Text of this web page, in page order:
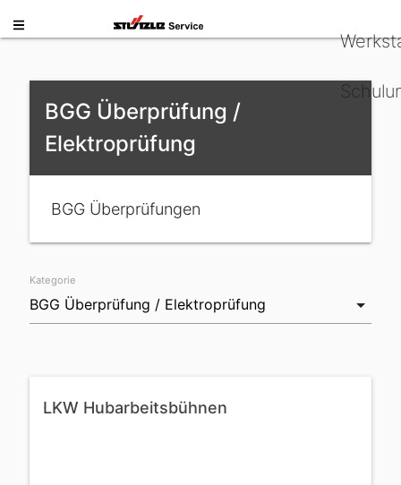
BGG Überprüfung /
Elektroprüfung
BGG Überprüfungen
Kategorie
LKW Hubarbeitsbühnen